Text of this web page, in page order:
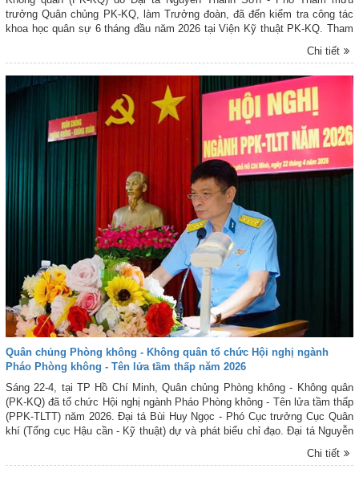
trưởng Quân chủng PK-KQ, làm Trưởng đoàn, đã đến kiểm tra công tác
khoa học quân sự 6 tháng đầu năm 2026 tại Viện Kỹ thuật PK-KQ. Tham
gia Đoàn kiểm tra có đại biểu Phòng Khoa học Quân sự, Bộ Tham mưu
Chi tiết
Quân chủng Phòng không - Không quân tổ chức Hội nghị ngành
Pháo Phòng không - Tên lửa tầm thấp năm 2026
Sáng 22-4, tại TP Hồ Chí Minh, Quân chủng Phòng không - Không quân
(PK-KQ) đã tổ chức Hội nghị ngành Pháo Phòng không - Tên lửa tầm thấp
(PPK-TLTT) năm 2026. Đại tá Bùi Huy Ngọc - Phó Cục trưởng Cục Quân
khí (Tổng cục Hậu cần - Kỹ thuật) dự và phát biểu chỉ đạo. Đại tá Nguyễn
Chi tiết